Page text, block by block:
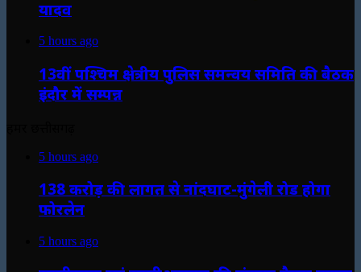
यादव
5 hours ago
13वीं पश्चिम क्षेत्रीय पुलिस समन्वय समिति की बैठक
इंदौर में सम्पन्न
5 hours ago
138 करोड़ की लागत से नांदघाट-मुंगेली रोड होगा
फोरलेन
5 hours ago